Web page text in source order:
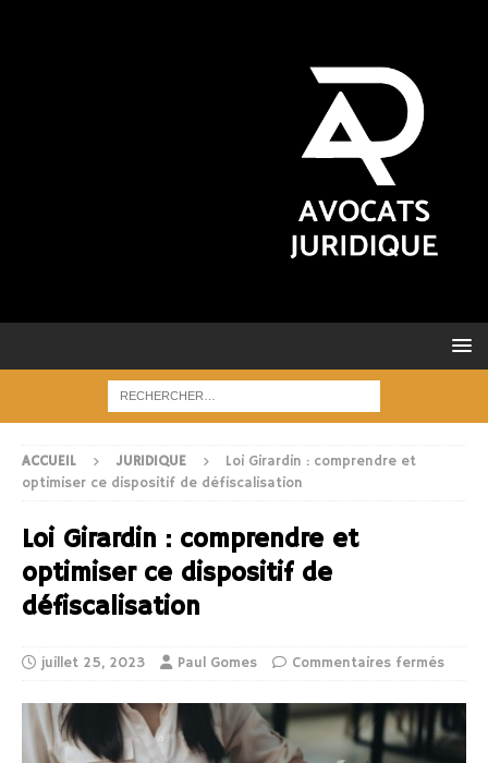
ACCUEIL JURIDIQUE
Loi Girardin : comprendre et
optimiser ce dispositif de défiscalisation
Loi Girardin : comprendre et
optimiser ce dispositif de
défiscalisation
juillet 25, 2023 Paul Gomes Commentaires fermés